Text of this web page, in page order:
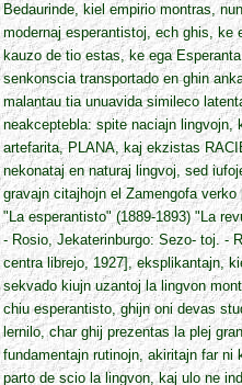
Bedaurinde, kiel empirio montras,
modernaj esperantistoj, ech ghis, ke
kauzo de tio estas, ke ega
senkonscia transportado en ghin
malantau tia unuavida simileco
neakceptebla: spite naciajn
artefarita, PLANA, kaj ekzistas
nekonataj en naturaj lingvoj, sed
gravajn citajhojn el Zamengofa
"La esperantisto" (1889-1893) "La
- Rosio, Jekaterinburgo: Sezo- toj. -
centra librejo, 1927], eksplikantajn,
sekvado kiujn uzantoj la lingvon
chiu esperantisto, ghijn oni devas
lernilo, char ghij prezentas la plej
fundamentajn rutinojn, akiritajn far
parto de scio la lingvon, kaj ulo ne